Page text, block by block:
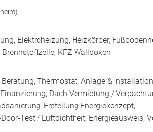
Elektroheizung, Heizkörper,
KFZ Wallboxen
Thermostat, Anlage &
Dach Vermietung /
Erstellung Energiekonzept,
Test / Luftdichtheit, Energieausweis,